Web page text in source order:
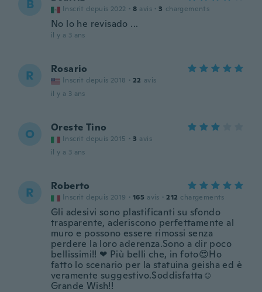
B Inscrit depuis 2022 · 8 avis · 3 chargements
No lo he revisado ...
il y a 3 ans
R Rosario
Inscrit depuis 2018 · 22 avis
il y a 3 ans
O Oreste Tino
Inscrit depuis 2015 · 3 avis
il y a 3 ans
R Roberto
Inscrit depuis 2019 · 165 avis · 212 chargements
Gli adesivi sono plastificanti su sfondo
trasparente, aderiscono perfettamente al
muro e possono essere rimossi senza
perdere la loro aderenza.Sono a dir poco
bellissimi!! ❤ Più belli che, in foto😍Ho
fatto lo scenario per la statuina geisha ed è
veramente suggestivo.Soddisfatta☺
Grande Wish!!